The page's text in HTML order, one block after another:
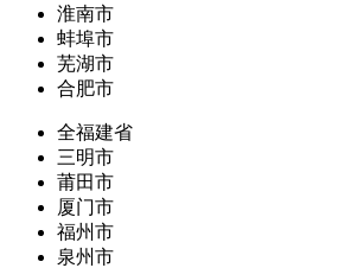
淮南市
蚌埠市
芜湖市
合肥市
全福建省
三明市
莆田市
厦门市
福州市
泉州市